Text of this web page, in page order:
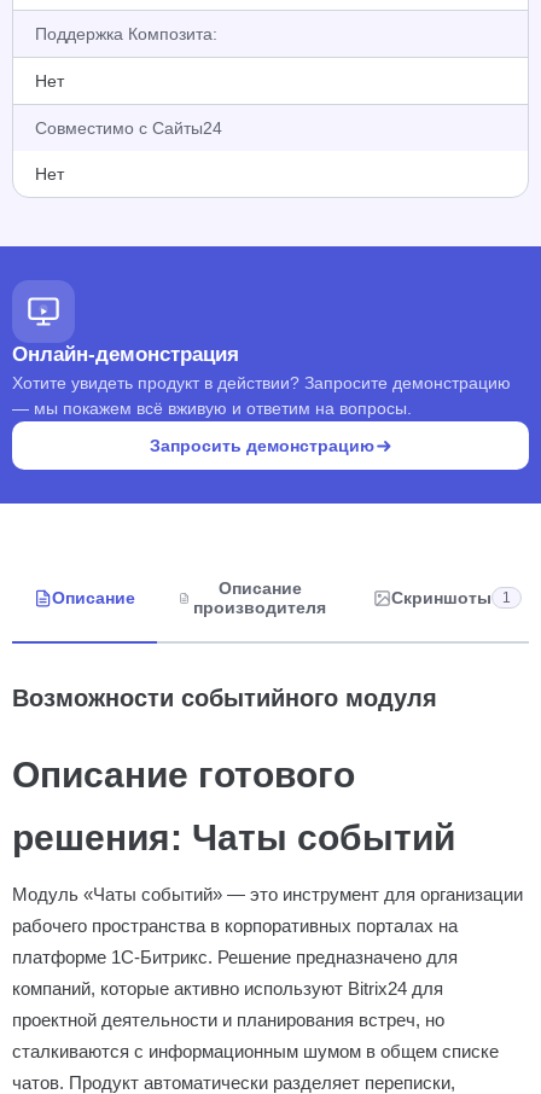
Поддержка Композита:
Нет
Совместимо с Сайты24
Нет
Онлайн-демонстрация
Хотите увидеть продукт в действии? Запросите демонстрацию
— мы покажем всё вживую и ответим на вопросы.
Запросить демонстрацию
Описание
Описание
производителя
Скриншоты 1
Возможности событийного модуля
Описание готового
решения: Чаты событий
Модуль «Чаты событий» — это инструмент для организации
рабочего пространства в корпоративных порталах на
платформе 1С-Битрикс. Решение предназначено для
компаний, которые активно используют Bitrix24 для
проектной деятельности и планирования встреч, но
сталкиваются с информационным шумом в общем списке
чатов. Продукт автоматически разделяет переписки,